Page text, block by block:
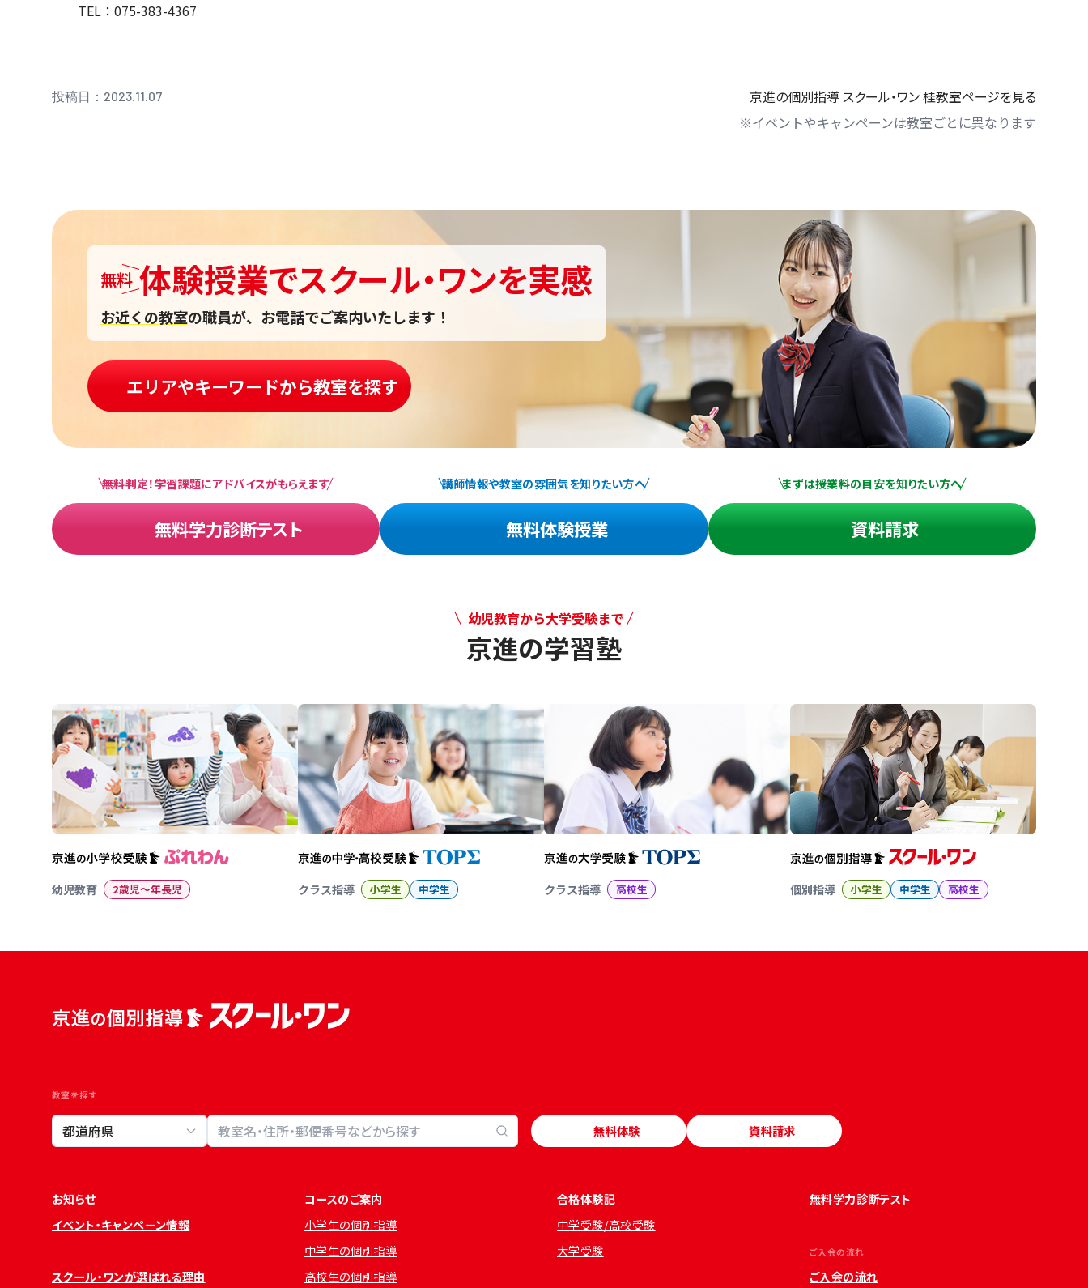
TEL：075-383-4367
京進の個別指導 スクール・ワン 桂教室ページを見る
※イベントやキャンペーンは教室ごとに異なります
投稿日：2023.11.07
無料 体験授業でスクール・ワンを実感
お近くの教室の職員が、お電話でご案内いたします！
エリアやキーワードから教室を探す
無料判定！学習課題にアドバイスがもらえます
無料学力診断テスト
講師情報や教室の雰囲気を知りたい方へ
無料体験授業
まずは授業料の目安を知りたい方へ
資料請求
幼児教育から大学受験まで
京進の学習塾
幼児教育 2歳児〜年長児 クラス指導 小学生 中学生 クラス指導 高校生 個別指導 小学生 中学生 高校生
教室を探す
教室検索 無料体験 資料請求
お知らせ
イベント・キャンペーン情報
スクール・ワンが選ばれる理由
コースのご案内
小学生の個別指導
中学生の個別指導
高校生の個別指導
合格体験記
中学受験/高校受験
大学受験
無料学力診断テスト
ご入会の流れ
ご入会の流れ